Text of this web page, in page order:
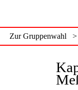
Zur Gruppenwahl >